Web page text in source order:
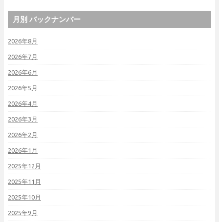
月別 バックナンバー
2026年8月
2026年7月
2026年6月
2026年5月
2026年4月
2026年3月
2026年2月
2026年1月
2025年12月
2025年11月
2025年10月
2025年9月